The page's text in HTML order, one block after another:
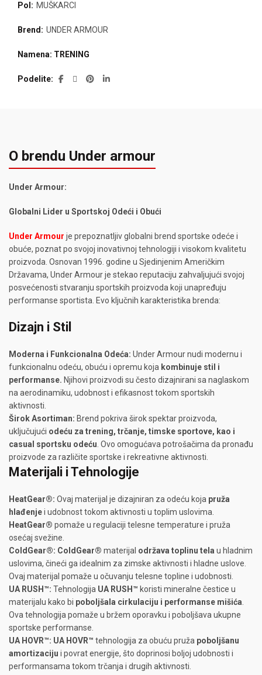
Pol: MUŠKARCI
Brend: UNDER ARMOUR
Namena: TRENING
Podelite
O brendu Under armour
Under Armour:
Globalni Lider u Sportskoj Odeći i Obući
Under Armour je prepoznatljiv globalni brend sportske odeće i
obuće, poznat po svojoj inovativnoj tehnologiji i visokom kvalitetu
proizvoda. Osnovan 1996. godine u Sjedinjenim Američkim
Državama, Under Armour je stekao reputaciju zahvaljujući svojoj
posvećenosti stvaranju sportskih proizvoda koji unapređuju
performanse sportista. Evo ključnih karakteristika brenda:
Dizajn i Stil
Moderna i Funkcionalna Odeća: Under Armour nudi modernu i
funkcionalnu odeću, obuću i opremu koja kombinuje stil i
performanse. Njihovi proizvodi su često dizajnirani sa naglaskom
na aerodinamiku, udobnost i efikasnost tokom sportskih
aktivnosti.
Širok Asortiman: Brend pokriva širok spektar proizvoda,
uključujući odeću za trening, trčanje, timske sportove, kao i
casual sportsku odeću. Ovo omogućava potrošačima da pronađu
proizvode za različite sportske i rekreativne aktivnosti.
Materijali i Tehnologije
HeatGear®: Ovaj materijal je dizajniran za odeću koja pruža
hlađenjei udobnost tokom aktivnosti u toplim uslovima.
HeatGear® pomaže u regulaciji telesne temperature i pruža
osećaj svežine.
ColdGear®: ColdGear® materijal održava toplinu tela u hladnim
uslovima, čineći ga idealnim za zimske aktivnosti i hladne uslove.
Ovaj materijal pomaže u očuvanju telesne topline i udobnosti.
UA RUSH™: Tehnologija UA RUSH™ koristi mineralne čestice u
materijalu kako bi poboljšala cirkulaciju i performanse mišića.
Ova tehnologija pomaže u bržem oporavku i poboljšava ukupne
sportske performanse.
UA HOVR™: UA HOVR™ tehnologija za obuću pruža poboljšanu
amortizaciju i povrat energije, što doprinosi boljoj udobnosti i
performansama tokom trčanja i drugih aktivnosti.